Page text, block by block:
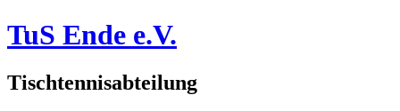
TuS Ende e.V.
Tischtennisabteilung